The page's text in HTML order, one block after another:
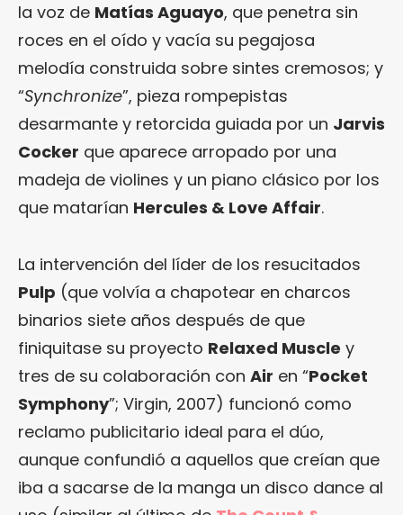
la voz de Matías Aguayo, que penetra sin
roces en el oído y vacía su pegajosa
melodía construida sobre sintes cremosos; y
“Synchronize”, pieza rompepistas
desarmante y retorcida guiada por un Jarvis
Cocker que aparece arropado por una
madeja de violines y un piano clásico por los
que matarían Hercules & Love Affair.
La intervención del líder de los resucitados
Pulp (que volvía a chapotear en charcos
binarios siete años después de que
finiquitase su proyecto Relaxed Muscle y
tres de su colaboración con Air en “Pocket
Symphony”; Virgin, 2007) funcionó como
reclamo publicitario ideal para el dúo,
aunque confundió a aquellos que creían que
iba a sacarse de la manga un disco dance al